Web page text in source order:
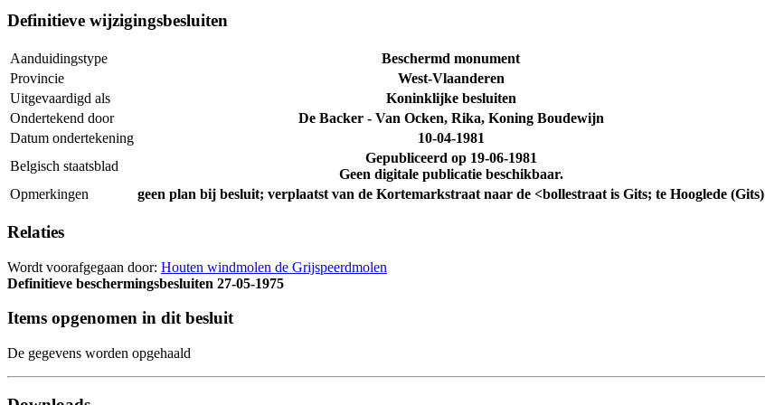
Definitieve wijzigingsbesluiten
Aanduidingstype
Beschermd monument
Provincie
West-Vlaanderen
Uitgevaardigd als
Koninklijke besluiten
Ondertekend door
De Backer - Van Ocken, Rika, Koning Boudewijn
Datum ondertekening
10-04-1981
Belgisch staatsblad
Gepubliceerd op 19-06-1981
Geen digitale publicatie beschikbaar.
Opmerkingen
geen plan bij besluit; verplaatst van de Kortemarkstraat naar de <bollestraat is Gits; te Hooglede (Gits)
Relaties
Wordt voorafgegaan door: Houten windmolen de Grijspeerdmolen
Definitieve beschermingsbesluiten 27-05-1975
Items opgenomen in dit besluit
De gegevens worden opgehaald